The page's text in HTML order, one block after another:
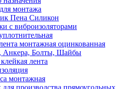
монтажа
Пена Силикон
с виброизоляторами
монтажная оцинкованная
Анкера, Болты, Шайбы
лента
монтажная
для производства прямоугольных